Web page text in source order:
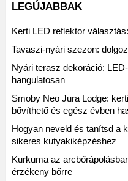
LEGÚJABBAK
Kerti LED reflektor
Tavaszi-nyári szezon:
Nyári terasz dekoráció:
hangulatosan
Smoby Neo Jura Lodge:
bővíthető és egész évben
Hogyan neveld és tanítsd a
sikeres kutyakiképzéshez
Kurkuma az
érzékeny bőrre